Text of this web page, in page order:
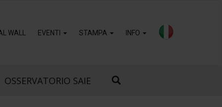
WALL EVENTI STAMPA INFO
OSSERVATORIO SAIE